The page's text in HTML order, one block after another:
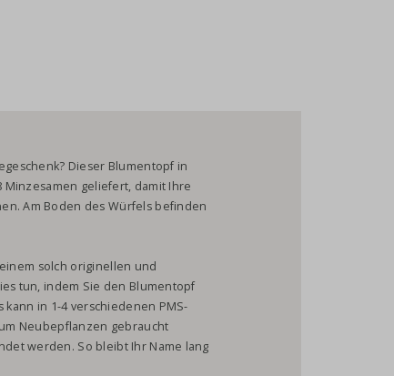
Dieser Blumentopf in
geliefert, damit Ihre
Am Boden des Würfels befinden
solch originellen und
tun, indem Sie den Blumentopf
in 1-4 verschiedenen PMS-
Neubepflanzen gebraucht
werden. So bleibt Ihr Name lang